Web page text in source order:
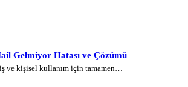
Gelmiyor Hatası ve Çözümü
ve kişisel kullanım için tamamen…